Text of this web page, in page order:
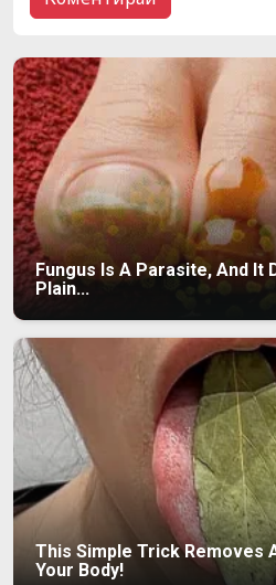
Fungus Is A Parasite, And It
Plain...
This Simple Trick Removes
Your Body!